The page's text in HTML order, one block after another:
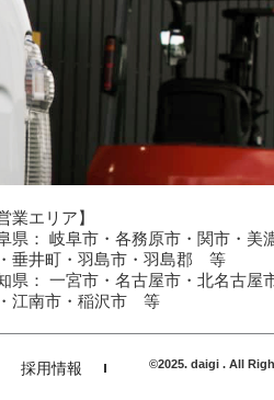
業エリア】
県： 岐阜市・各務原市・関市・美
垂井町・羽島市・羽島郡 等
県： 一宮市・名古屋市・北名古屋
江南市・稲沢市 等
採用情報
©2025. daigi . All